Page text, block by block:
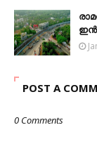
POST A
0 Comments